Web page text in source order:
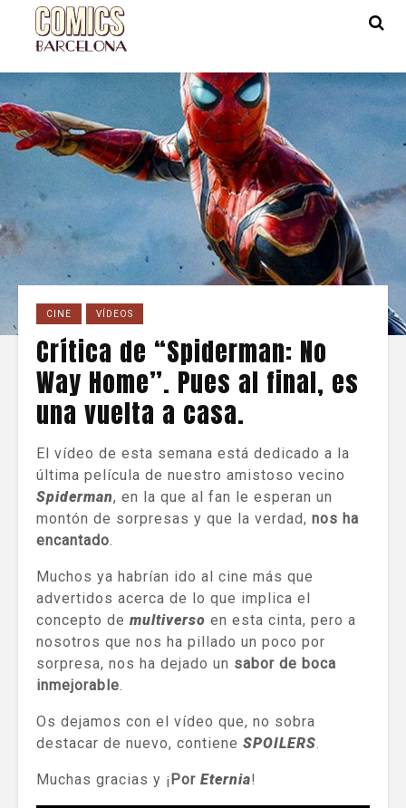
CINE VÍDEOS
Crítica de “Spiderman: No
Way Home”. Pues al final, es
una vuelta a casa.
El vídeo de esta semana está dedicado a la
última película de nuestro amistoso vecino
Spiderman, en la que al fan le esperan un
montón de sorpresas y que la verdad, nos ha
encantado.
Muchos ya habrían ido al cine más que
advertidos acerca de lo que implica el
concepto de multiverso en esta cinta, pero a
nosotros que nos ha pillado un poco por
sorpresa, nos ha dejado un sabor de boca
inmejorable.
Os dejamos con el vídeo que, no sobra
destacar de nuevo, contiene SPOILERS.
Muchas gracias y ¡ Por Eternia!